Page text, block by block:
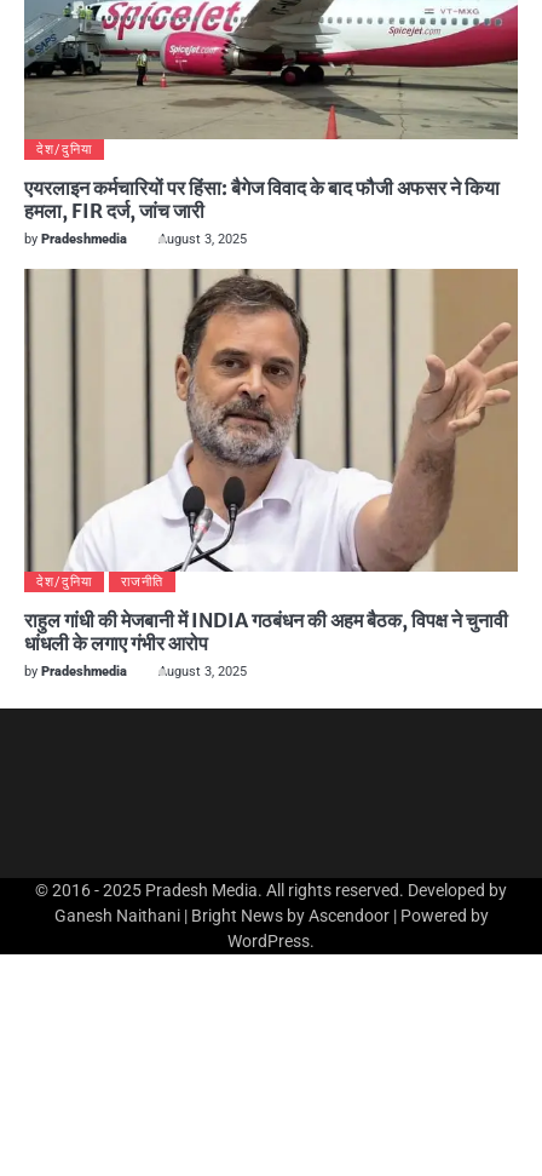
देश/दुनिया
एयरलाइन कर्मचारियों पर हिंसा: बैगेज विवाद के बाद फौजी अफसर ने किया
हमला, FIR दर्ज, जांच जारी
by Pradeshmedia August 3, 2025
देश/दुनिया राजनीति
राहुल गांधी की मेजबानी में INDIA गठबंधन की अहम बैठक, विपक्ष ने चुनावी
धांधली के लगाए गंभीर आरोप
by Pradeshmedia August 3, 2025
© 2016 - 2025 Pradesh Media. All rights reserved. Developed by
Ganesh Naithani | Bright News byAscendoor| Powered by
WordPress.